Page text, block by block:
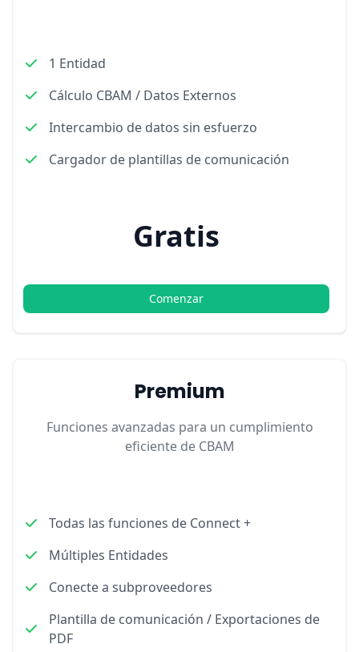
1 Entidad
Cálculo CBAM / Datos Externos
Intercambio de datos sin esfuerzo
Cargador de plantillas de comunicación
Gratis
Comenzar
Premium
Funciones avanzadas para un cumplimiento
eficiente de CBAM
Todas las funciones de Connect +
Múltiples Entidades
Conecte a subproveedores
Plantilla de comunicación / Exportaciones de
PDF